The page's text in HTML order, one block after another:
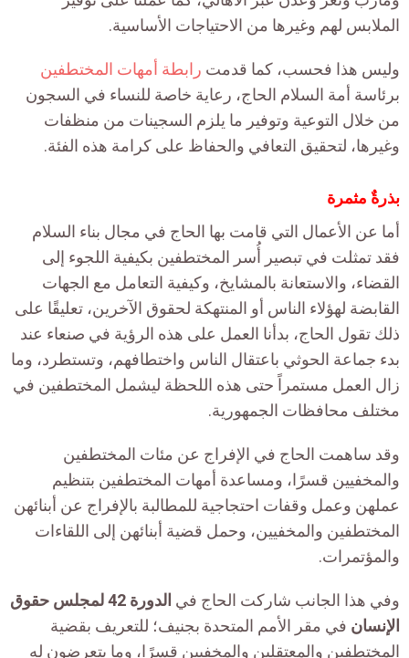
الملابس لهم وغيرها من الاحتياجات الأساسية.
وليس هذا فحسب، كما قدمت رابطة أمهات المختطفين
برئاسة أمة السلام الحاج، رعاية خاصة للنساء في السجون
من خلال التوعية وتوفير ما يلزم السجينات من منظفات
وغيرها، لتحقيق التعافي والحفاظ على كرامة هذه الفئة.
بذرةٌ مثمرة
أما عن الأعمال التي قامت بها الحاج في مجال بناء السلام
فقد تمثلت في تبصير أُسر المختطفين بكيفية اللجوء إلى
القضاء، والاستعانة بالمشايخ، وكيفية التعامل مع الجهات
القابضة لهؤلاء الناس أو المنتهكة لحقوق الآخرين، تعليقًا على
ذلك تقول الحاج، بدأنا العمل على هذه الرؤية في صنعاء عند
بدء جماعة الحوثي باعتقال الناس واختطافهم، وتستطرد، وما
زال العمل مستمراً حتى هذه اللحظة ليشمل المختطفين في
مختلف محافظات الجمهورية.
وقد ساهمت الحاج في الإفراج عن مئات المختطفين
والمخفيين قسرًا، ومساعدة أمهات المختطفين بتنظيم
عملهن وعمل وقفات احتجاجية للمطالبة بالإفراج عن أبنائهن
المختطفين والمخفيين، وحمل قضية أبنائهن إلى اللقاءات
والمؤتمرات.
وفي هذا الجانب شاركت الحاج في
الدورة 42 لمجلس حقوق
الإنسان في مقر الأمم المتحدة بجنيف؛ للتعريف بقضية
المختطفين والمعتقلين والمخفيين قسرًا، وما يتعرضون له